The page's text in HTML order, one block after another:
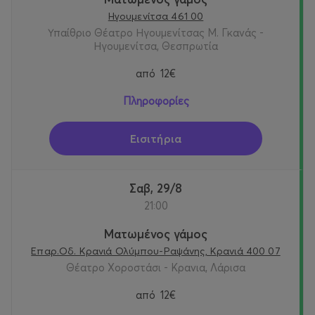
Σκηνοθεσία- στίχοι τραγουδιών: Κώστας Τσιάνος
Σκηνικά & κοστούμια: Γιώργος Ζιάκας
Μουσική: Διονύσης Τσακνής
Μουσική διδασκαλία: Μαργαρίτα Παπαδημητρίου
Φωτισμοί: Μελίνα Μάσχα
Οργάνωση παραγωγής: Ειρήνη Γκότση
Τεχνικός Προϊστάμενος: Νίκος Γεωργάκης
Κατασκευή κοστουμιών: Νικολέτα Καΐση
Κατασκευή μάσκας: Τίνα Παραλή
Ηγουμενίτσα 461 00
Υπαίθριο Θέατρο Ηγουμενίτσας Μ. Γκανάς -
Ηγουμενίτσα, Θεσπρωτία
από 12€
Πληροφορίες
Εισιτήρια
Σαβ, 29/8
21:00
Ματωμένος γάμος
Επαρ.Οδ. Κρανιά Ολύμπου-Ραψάνης, Κρανιά 400 07
Θέατρο Χοροστάσι - Κρανια, Λάρισα
από 12€